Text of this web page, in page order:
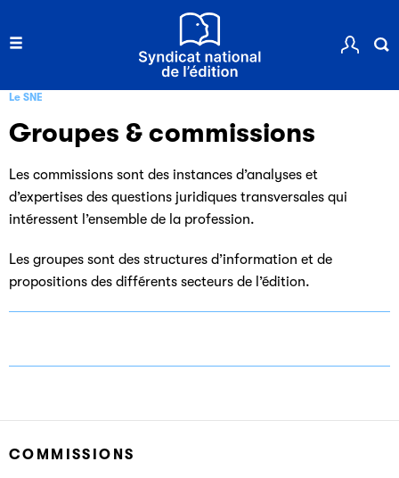
Le SNE
Groupes & commissions
Les commissions sont des instances d’analyses et
d’expertises des questions juridiques transversales qui
intéressent l’ensemble de la profession.
Les groupes sont des structures d’information et de
propositions des différents secteurs de l’édition.
COMMISSIONS